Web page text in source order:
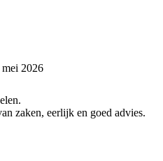
mei 2026
zaken, eerlijk en goed advies.